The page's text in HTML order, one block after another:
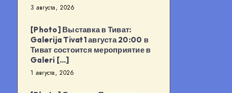
3 августа, 2026
[Photo] Выставка в Тиват:
Galerija Tivat1 августа 20:00 в
Тиват состоится мероприятие в
Galeri […]
1 августа, 2026